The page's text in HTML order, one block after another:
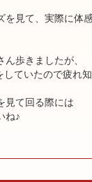
見て、実際に体
歩きましたが、
していたので疲れ
見て回る際には
ね♪